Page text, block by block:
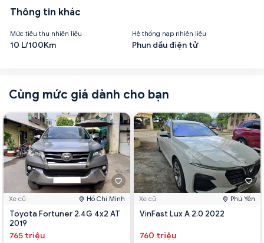
Thông tin khác
Mức tiêu thụ nhiên liệu
10 L/100Km
Hệ thống nạp nhiên liệu
Phun dầu điện tử
Cùng mức giá dành cho bạn
Xe cũ Hồ Chí Minh
Toyota Fortuner 2.4G 4x2 AT
2019
765 triệu
Xe cũ Phú Yên
VinFast Lux A 2.0 2022
760 triệu